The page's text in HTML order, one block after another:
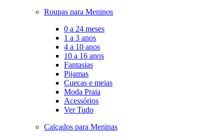
Roupas para Meninos
0 a 24 meses
1 a 3 anos
4 a 10 anos
10 a 16 anos
Fantasias
Pijamas
Cuecas e meias
Moda Praia
Acessórios
Ver Tudo
Calçados para Meninas